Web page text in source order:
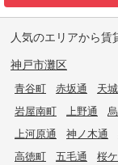
人気のエリアから賃
神戸市灘区
青谷町 赤坂通 天
岩屋南町
上野通
上河原通
神ノ木通
高徳町
五毛通 桜